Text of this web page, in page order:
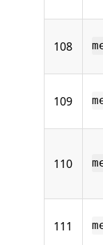
108
109
110
111